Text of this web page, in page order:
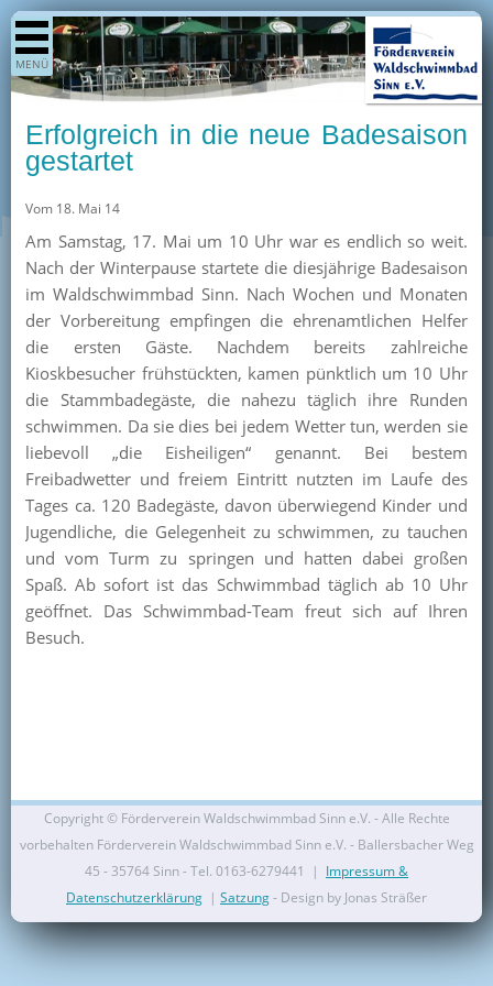
MENÜ
Shop
Aktuelles
Termine
/ Preise
Kurse
Unterstützer
Team
Pressearchiv
Mitglied werden
Erfolgreich in die neue Badesaison
gestartet
Vom 18. Mai 14
Am Samstag, 17. Mai um 10 Uhr war es endlich so weit.
Nach der Winterpause startete die diesjährige Badesaison
im Waldschwimmbad Sinn. Nach Wochen und Monaten
der Vorbereitung empfingen die ehrenamtlichen Helfer
die ersten Gäste. Nachdem bereits zahlreiche
Kioskbesucher frühstückten, kamen pünktlich um 10 Uhr
die Stammbadegäste, die nahezu täglich ihre Runden
schwimmen. Da sie dies bei jedem Wetter tun, werden sie
liebevoll „die Eisheiligen“ genannt. Bei bestem
Freibadwetter und freiem Eintritt nutzten im Laufe des
Tages ca. 120 Badegäste, davon überwiegend Kinder und
Jugendliche, die Gelegenheit zu schwimmen, zu tauchen
und vom Turm zu springen und hatten dabei großen
Spaß. Ab sofort ist das Schwimmbad täglich ab 10 Uhr
geöffnet. Das Schwimmbad-Team freut sich auf Ihren
Besuch.
Copyright © Förderverein Waldschwimmbad Sinn e.V. - Alle Rechte
vorbehalten Förderverein Waldschwimmbad Sinn e.V. - Ballersbacher Weg
45 - 35764 Sinn - Tel. 0163-6279441 | Impressum &
Datenschutzerklärung | Satzung- Design by Jonas Sträßer